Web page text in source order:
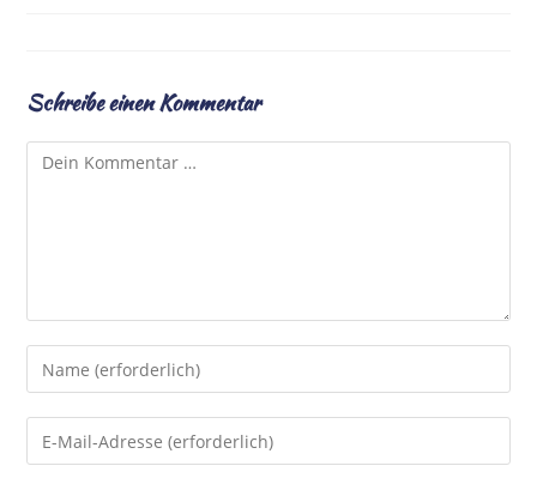
Schreibe einen Kommentar
Kommentar
Gib
deinen
Namen
oder
Gib
deine